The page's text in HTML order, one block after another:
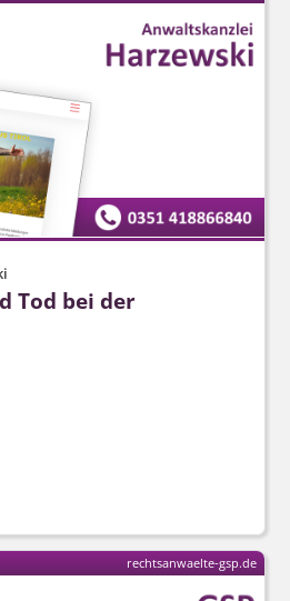
Tod bei der
rechtsanwaelte-gsp.de